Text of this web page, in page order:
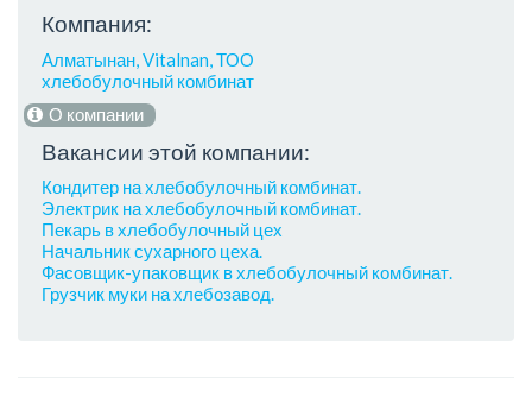
Компания:
Алматынан, Vitalnan, ТОО
хлебобулочный комбинат
О компании
Вакансии этой компании:
Кондитер на хлебобулочный комбинат.
Электрик на хлебобулочный комбинат.
Пекарь в хлебобулочный цех
Начальник сухарного цеха.
Фасовщик-упаковщик в хлебобулочный комбинат.
Грузчик муки на хлебозавод.